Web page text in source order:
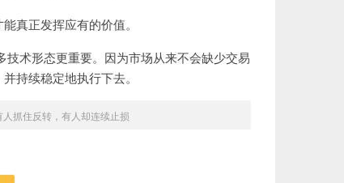
真正发挥应有的价值。
术形态更重要。因为市场从来不会缺少交易
持续稳定地执行下去。
抓住反转，有人却连续止损